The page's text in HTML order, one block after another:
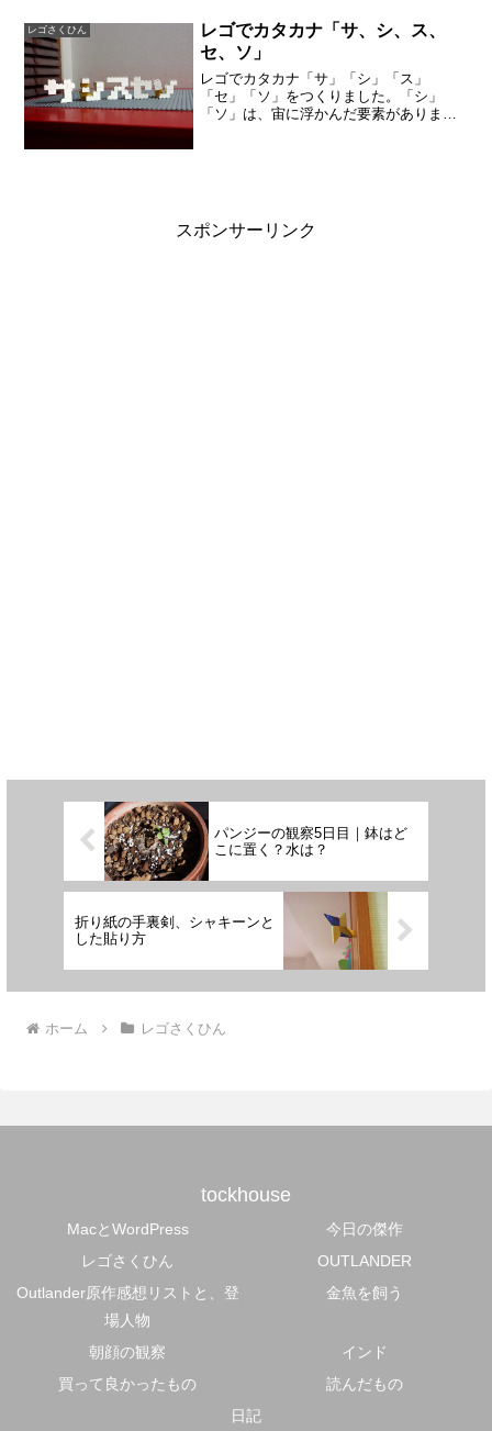
クランブル！いそげ！何かあったのか？
脱走した囚人が、街に向か...
レゴさくひん
レゴでカタカナ「サ、シ、ス、
セ、ソ」
レゴでカタカナ「サ」「シ」「ス」
「セ」「ソ」をつくりました。「シ」
「ソ」は、宙に浮かんだ要素がありま
スポンサーリンク
パンジーの観察5日目｜鉢はど
こに置く？水は？
折り紙の手裏剣、シャキーンと
した貼り方
ホーム レゴさくひん
tockhouse
MacとWordPress
今日の傑作
レゴさくひん
OUTLANDER
Outlander原作感想リストと、登
場人物
金魚を飼う
朝顔の観察
インド
買って良かったもの
読んだもの
日記